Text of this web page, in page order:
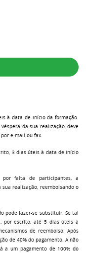
à data de início da formação.
da sua realização, deve
e-mail ou fax.
3 dias úteis à data de início
por falta de participantes, a
realização, reembolsando o
pode fazer-se substituir. Se tal
por escrito, até 5 dias úteis à
de reembolso. Após
de 40% do pagamento. A não
a um pagamento de 100% do